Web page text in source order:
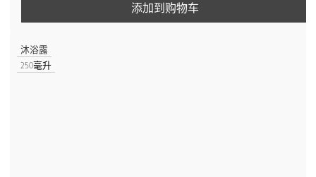
添加到购物车
沐浴露
250毫升